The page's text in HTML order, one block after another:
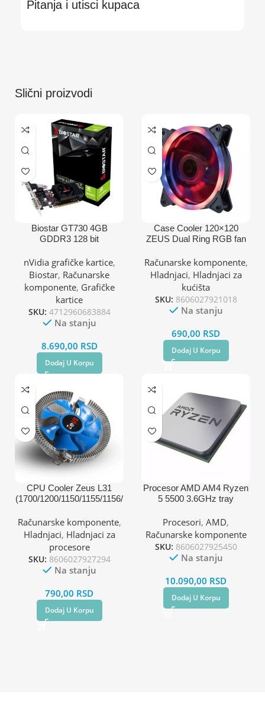
Pitanja i utisci kupaca
Slični proizvodi
Biostar GT730 4GB
GDDR3 128 bit
kartica
nVidia grafičke kartice,
Biostar, Računarske
komponente, Grafičke
kartice
SKU: 4712960683884
Na stanju
8.690,00 RSD
Dodaj U Korpu
Case Cooler 120×120
ZEUS Dual Ring RGB fan
Računarske komponente,
Hladnjaci, Hladnjaci za
kućišta
SKU: 8606027921018
Na stanju
690,00 RSD
Dodaj U Korpu
CPU Cooler Zeus L31
(1700/1200/1150/1155/1156/
M4) TDP 65W
Računarske komponente,
Hladnjaci, Hladnjaci za
procesore
SKU: 8606027927294
Na stanju
790,00 RSD
Dodaj U Korpu
Procesor AMD AM4 Ryzen
5 5500 3.6GHz tray
Procesori, AMD,
Računarske komponente
SKU: 8606027925450
Na stanju
10.090,00 RSD
Dodaj U Korpu